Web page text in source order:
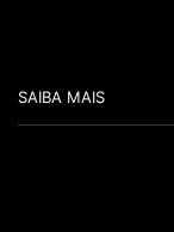
SAIBA MAIS